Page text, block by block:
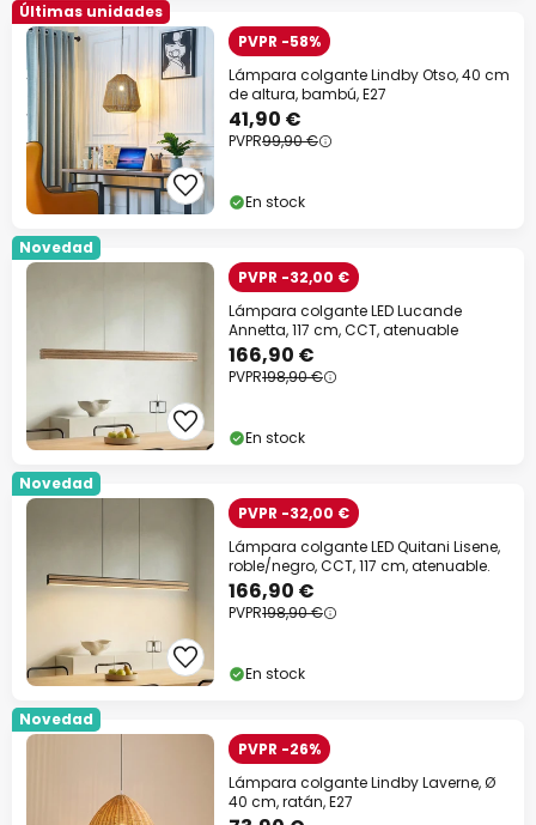
Últimas unidades
PVPR -58%
Lámpara colgante Lindby Otso, 40 cm
de altura, bambú, E27
41,90 €
PVPR99,90 €
En stock
Novedad
PVPR -32,00 €
Lámpara colgante LED Lucande
Annetta, 117 cm, CCT, atenuable
166,90 €
PVPR198,90 €
En stock
Novedad
PVPR -32,00 €
Lámpara colgante LED Quitani Lisene,
roble/negro, CCT, 117 cm, atenuable.
166,90 €
PVPR198,90 €
En stock
Novedad
PVPR -26%
Lámpara colgante Lindby Laverne, Ø
40 cm, ratán, E27